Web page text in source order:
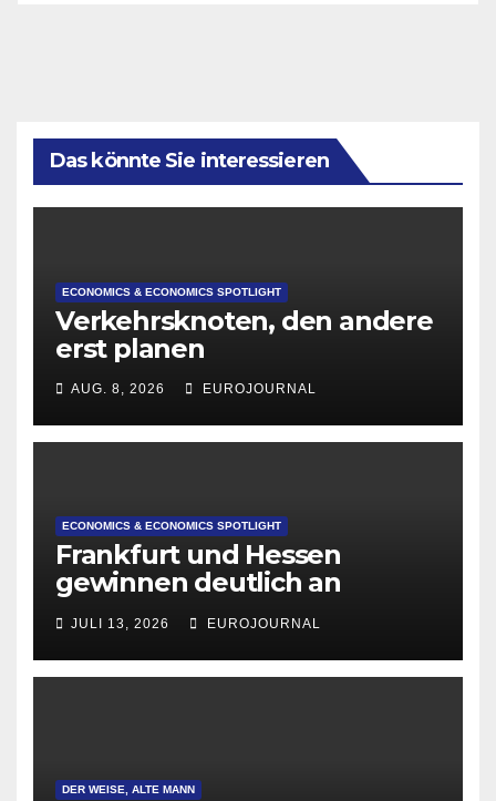
Das könnte Sie interessieren
ECONOMICS & ECONOMICS SPOTLIGHT
Verkehrsknoten, den andere
erst planen
AUG. 8, 2026 EUROJOURNAL
ECONOMICS & ECONOMICS SPOTLIGHT
Frankfurt und Hessen
gewinnen deutlich an
Attraktivität für Startup-
Gründungen
JULI 13, 2026 EUROJOURNAL
DER WEISE, ALTE MANN